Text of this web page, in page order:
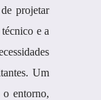
projetar
e a
Um
entorno,